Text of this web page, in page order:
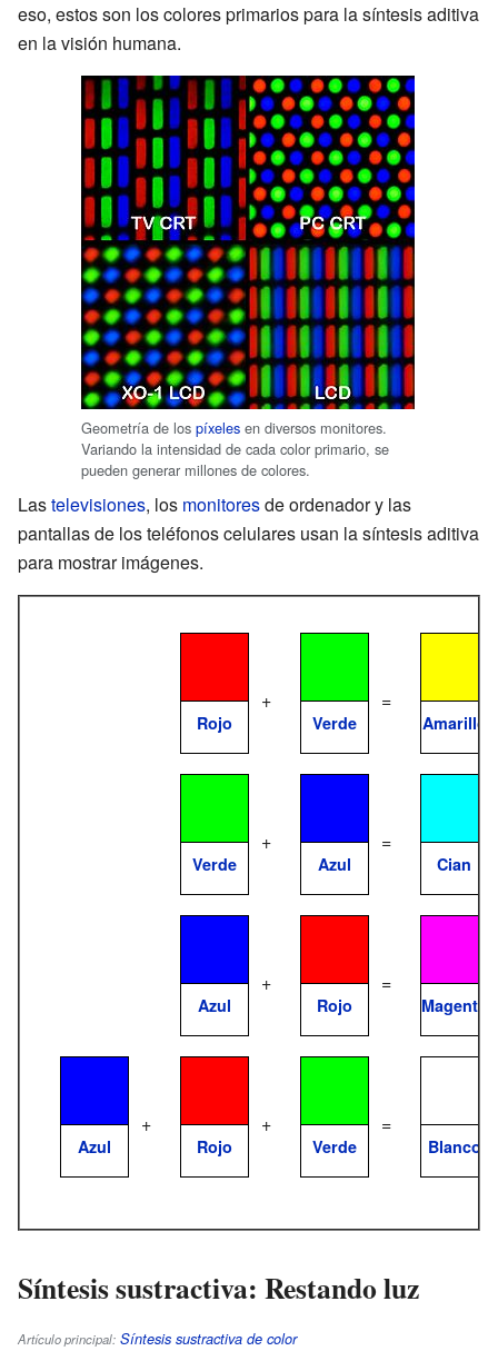
eso, estos son los colores primarios para la síntesis aditiva
en la visión humana.
Geometría de los píxeles en diversos monitores.
Variando la intensidad de cada color primario, se
pueden generar millones de colores.
Lastelevisiones, los monitoresde ordenador y las
pantallas de los teléfonos celulares usan la síntesis aditiva
para mostrar imágenes.
Rojo
+
Verde
=
Amarillo
Verde
+
Azul
=
Cian
Azul
+
Rojo
=
Magenta
Azul
+
Rojo
+
Verde
=
Blanco
Síntesis sustractiva: Restando luz
Artículo principal: Síntesis sustractiva de color